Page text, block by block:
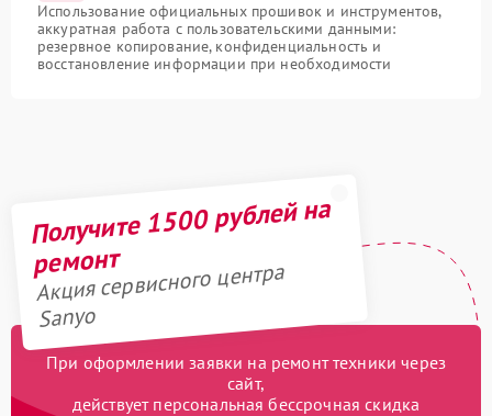
Использование официальных прошивок и инструментов,
аккуратная работа с пользовательскими данными:
резервное копирование, конфиденциальность и
восстановление информации при необходимости
Получите 1500 рублей на
ремонт
Акция сервисного центра
Sanyo
При оформлении заявки на ремонт техники через
сайт,
действует персональная бессрочная скидка